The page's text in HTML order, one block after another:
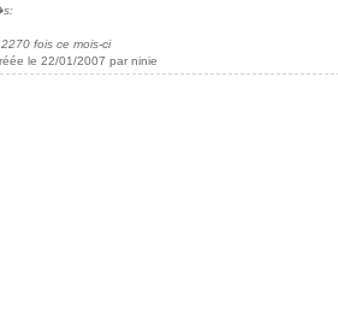
fois ce mois-ci
le 22/01/2007 par ninie